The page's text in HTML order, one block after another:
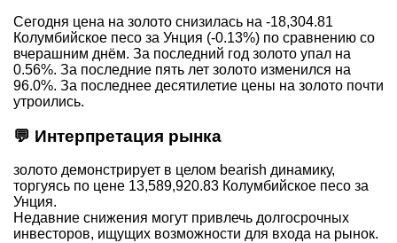
Сегодня цена на золото снизилась на -18,304.81
Колумбийское песо за Унция (-0.13%) по сравнению со
вчерашним днём. За последний год золото упал на
0.56%. За последние пять лет золото изменился на
96.0%. За последнее десятилетие цены на золото почти
утроились.
💬 Интерпретация рынка
золото демонстрирует в целом bearish динамику,
торгуясь по цене 13,589,920.83 Колумбийское песо за
Унция.
Недавние снижения могут привлечь долгосрочных
инвесторов, ищущих возможности для входа на рынок.